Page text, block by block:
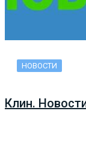
НОВОСТИ
Клин.